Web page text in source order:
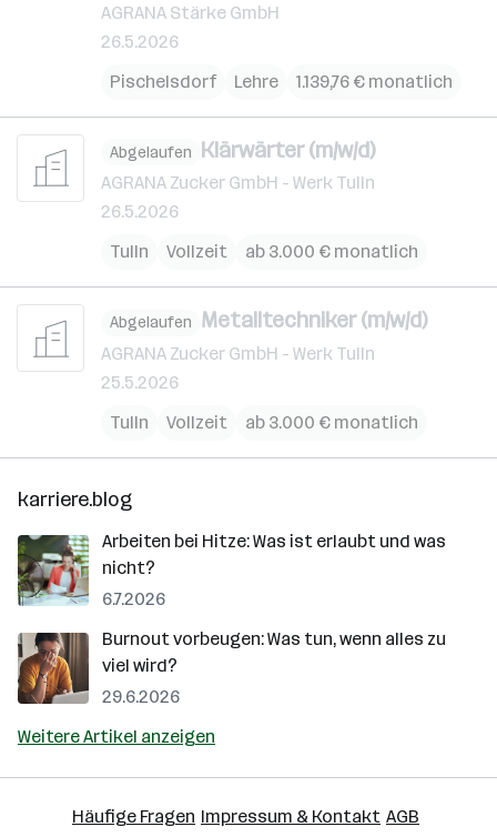
AGRANA Stärke GmbH
26.5.2026
Pischelsdorf
Lehre 1.139,76 € monatlich
Abgelaufen Klärwärter (m/w/d)
AGRANA Zucker GmbH - Werk Tulln
26.5.2026
Tulln
Vollzeit ab 3.000 € monatlich
Abgelaufen Metalltechniker (m/w/d)
AGRANA Zucker GmbH - Werk Tulln
25.5.2026
Tulln
Vollzeit ab 3.000 € monatlich
karriere.blog
Arbeiten bei Hitze: Was ist erlaubt und was
nicht?
6.7.2026
Burnout vorbeugen: Was tun, wenn alles zu
viel wird?
29.6.2026
Weitere Artikel anzeigen
Häufige Fragen Impressum & Kontakt AGB